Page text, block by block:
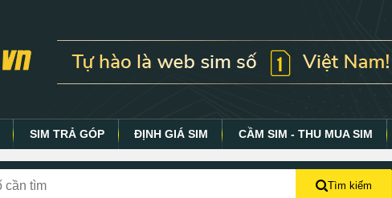
SIM TRẢ GÓP ĐỊNH GIÁ SIM CẦM SIM - THU MUA SIM
Tìm kiếm